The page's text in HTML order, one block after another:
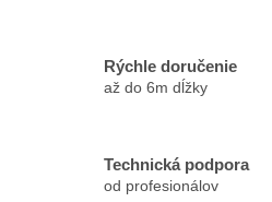
Rýchle doručenie
až do 6m dĺžky
Technická podpora
od profesionálov